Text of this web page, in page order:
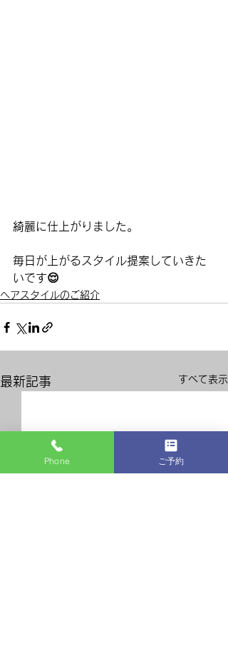
綺麗に仕上がりました。
毎日が上がるスタイル提案していきた
いです😌
ヘアスタイルのご紹介
最新記事 すべて表示
Phone ご予約